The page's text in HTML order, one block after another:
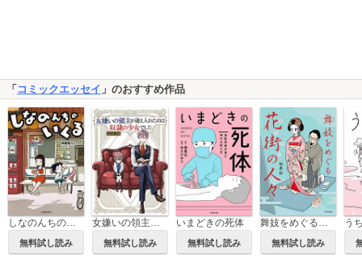
「 コミックエッセイ 」のおすすめ作品
しなのんちのいくる
無料試し読み
女嫌いの領主が迎え入れたのは奴隷の少女でした
無料試し読み
いまどきの死体
無料試し読み
舞妓をめぐる花街の人々
無料試し読み